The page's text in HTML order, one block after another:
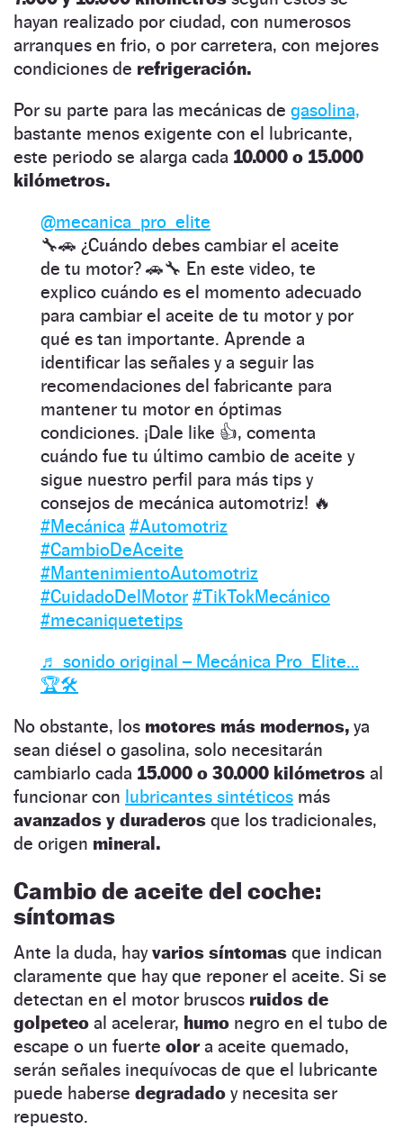
hayan realizado por ciudad, con numerosos
arranques en frio, o por carretera, con mejores
condiciones de refrigeración.
Por su parte para las mecánicas de gasolina,
bastante menos exigente con el lubricante,
este periodo se alarga cada 10.000 o 15.000
kilómetros.
@mecanica_pro_elite
🔧🚗 ¿Cuándo debes cambiar el aceite
de tu motor? 🚗🔧 En este video, te
explico cuándo es el momento adecuado
para cambiar el aceite de tu motor y por
qué es tan importante. Aprende a
identificar las señales y a seguir las
recomendaciones del fabricante para
mantener tu motor en óptimas
condiciones. ¡Dale like 👍, comenta
cuándo fue tu último cambio de aceite y
sigue nuestro perfil para más tips y
consejos de mecánica automotriz! 🔥
#Mecánica #Automotriz
#CambioDeAceite
#MantenimientoAutomotriz
#CuidadoDelMotor #TikTokMecánico
#mecaniquetetips
♬ sonido original – Mecánica Pro_Elite…
🏆🛠️
No obstante, los motores más modernos, ya
sean diésel o gasolina, solo necesitarán
cambiarlo cada 15.000 o 30.000 kilómetros al
funcionar con lubricantes sintéticos más
avanzados y duraderos que los tradicionales,
de origen mineral.
Cambio de aceite del coche:
síntomas
Ante la duda, hayvarios síntomas que indican
claramente que hay que reponer el aceite. Si se
detectan en el motor bruscos ruidos de
golpeteo al acelerar, humo negro en el tubo de
escape o un fuerte olora aceite quemado,
serán señales inequívocas de que el lubricante
puede haberse degradado y necesita ser
repuesto.